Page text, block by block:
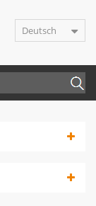
Deutsch